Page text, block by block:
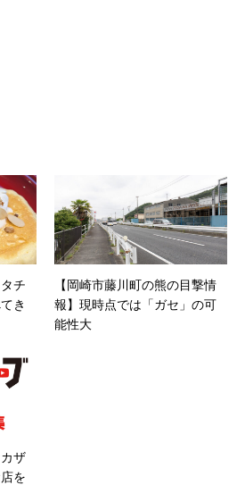
チ
き
【岡崎市藤川町の熊の目撃情
報】現時点では「ガセ」の可
能性大
ザ
を